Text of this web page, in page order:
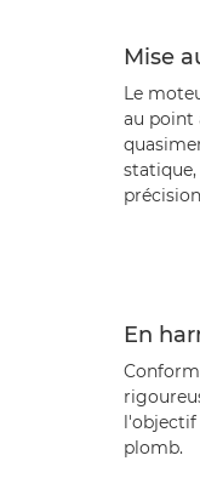
Mise
Le
au point
En
l'objectif
plomb.